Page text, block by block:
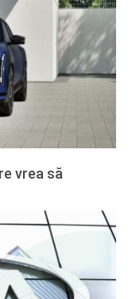
vrea să